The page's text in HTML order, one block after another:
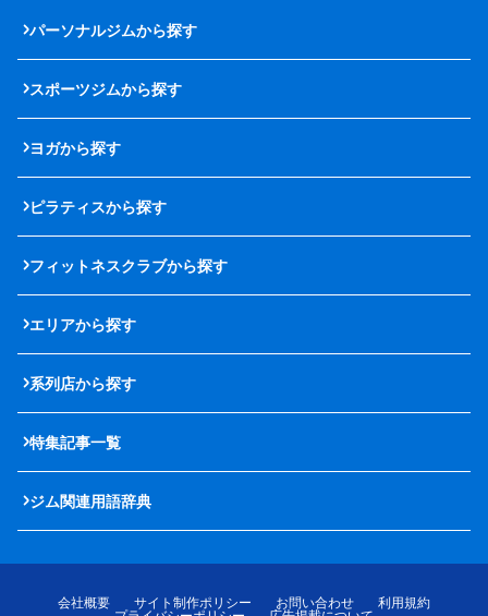
パーソナルジムから探す
スポーツジムから探す
ヨガから探す
ピラティスから探す
フィットネスクラブから探す
エリアから探す
系列店から探す
特集記事一覧
ジム関連用語辞典
会社概要 サイト制作ポリシー お問い合わせ
利用規約